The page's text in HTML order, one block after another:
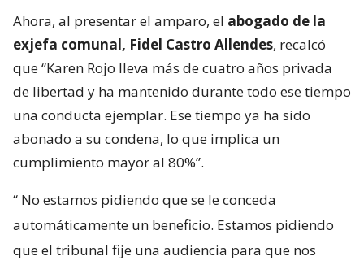
Ahora, al presentar el amparo, el abogado de la
exjefa comunal, Fidel Castro Allendes, recalcó
que “Karen Rojo lleva más de cuatro años privada
de libertad y ha mantenido durante todo ese tiempo
una conducta ejemplar. Ese tiempo ya ha sido
abonado a su condena, lo que implica un
cumplimiento mayor al 80%”.
“ No estamos pidiendo que se le conceda
automáticamente un beneficio. Estamos pidiendo
que el tribunal fije una audiencia para que nos